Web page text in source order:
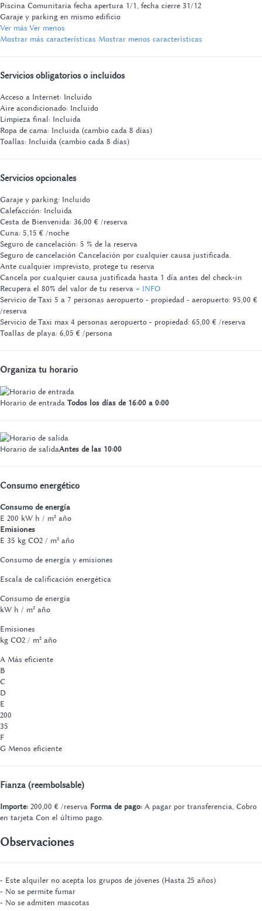
Piscina Comunitaria fecha apertura 1/1, fecha cierre 31/12
Garaje y parking en mismo edificio
Ver más Ver menos
Mostrar más características Mostrar menos características
Servicios obligatorios o incluidos
Acceso a Internet: Incluido
Aire acondicionado: Incluido
Limpieza final: Incluida
Ropa de cama: Incluida (cambio cada 8 días)
Toallas: Incluida (cambio cada 8 días)
Servicios opcionales
Garaje y parking: Incluido
Calefacción: Incluida
Cesta de Bienvenida: 36,00 € /reserva
Cuna: 5,15 € /noche
Seguro de cancelación: 5 % de la reserva
Seguro de cancelación Cancelación por cualquier causa justificada.
Ante cualquier imprevisto, protege tu reserva
Cancela por cualquier causa justificada hasta 1 día antes del check-in
Recupera el 80% del valor de tu reserva + INFO
Servicio de Taxi 5 a 7 personas aeropuerto - propiedad - aeropuerto: 95,00 €
/reserva
Servicio de Taxi max 4 personas aeropuerto - propiedad: 65,00 € /reserva
Toallas de playa: 6,05 € /persona
Organiza tu horario
Horario de entrada Todos los días de 16:00 a 0:00
Horario de salidaAntes de las 10:00
Consumo energético
Consumo de energía
E 200 kW h / m² año
Emisiones
E 35 kg CO2 / m² año
Consumo de energía y emisiones
Escala de calificación energética
Consumo de energía
kW h / m² año
Emisiones
kg CO2 / m² año
A Más eficiente
B
C
D
E
200
35
F
G Menos eficiente
Fianza (reembolsable)
Importe: 200,00 € /reserva Forma de pago: A pagar por transferencia, Cobro
en tarjeta Con el último pago.
Observaciones
- Este alquiler no acepta los grupos de jóvenes (Hasta 25 años)
- No se permite fumar
- No se admiten mascotas